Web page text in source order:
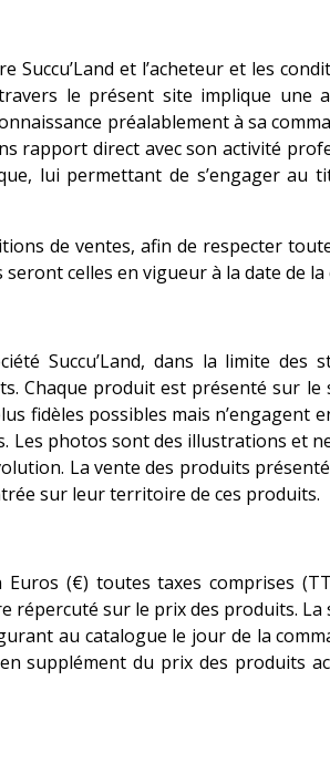
et l’acheteur et les
le présent site implique une
préalablement à sa
rapport direct avec son activité
lui permettant de s’engager au
de ventes, afin de respecter
celles en vigueur à la date de la
Succu’Land, dans la limite des
Chaque produit est présenté sur le
fidèles possibles mais n’engagent
photos sont des illustrations et
La vente des produits
sur leur territoire de ces produits.
(€) toutes taxes comprises
sur le prix des produits. La
au catalogue le jour de la
supplément du prix des produits